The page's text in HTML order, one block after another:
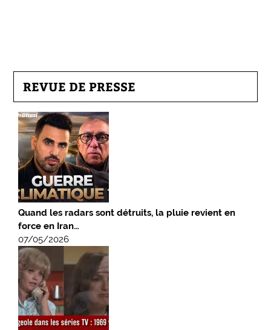
REVUE DE PRESSE
Quand les radars sont détruits, la pluie revient en
force en Iran…
07/05/2026